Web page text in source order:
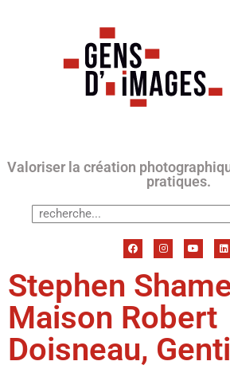
Valoriser la création
pratiques.
Stephen
Maison Robert
Doisneau,